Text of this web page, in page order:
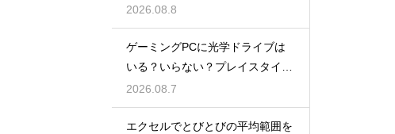
解説
2026.08.8
ゲーミングPCに光学ドライブは
いる？いらない？プレイスタイル
で判断
2026.08.7
エクセルでとびとびの平均範囲を